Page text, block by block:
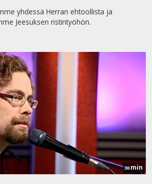
yhdessä Herran ehtoollista ja
Jeesuksen ristintyöhön.
30min